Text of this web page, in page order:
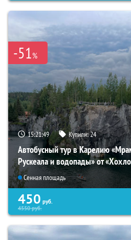
-51%
15:21:48 Купили:24
Автобусный тур в Карелию
Рускеала и водопады» от
Сенная площадь
450 руб.
4550руб.